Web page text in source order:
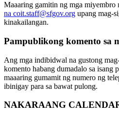
Maaaring gamitin ng mga miyembro
na coit.staff@sfgov.org upang mag-
kinakailangan.
Pampublikong komento sa
Ang mga indibidwal na gustong
komento habang dumadalo sa isang
maaaring gumamit ng numero ng
ibinigay para sa bawat pulong.
NAKARAANG